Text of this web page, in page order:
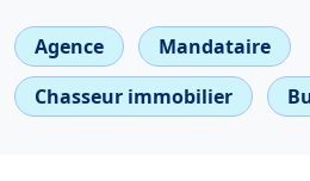
Agence
Mandataire
Chasseur immobilier